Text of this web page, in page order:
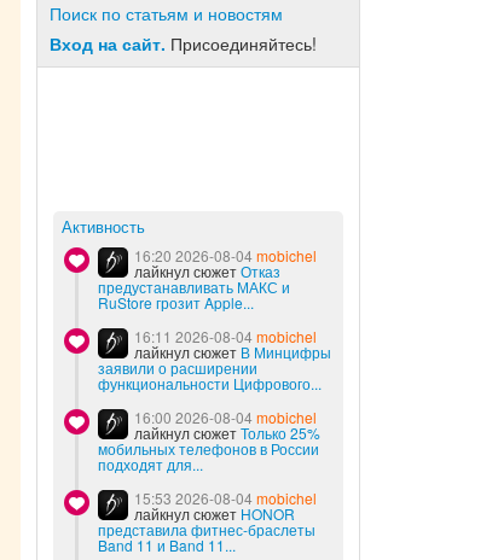
Поиск по статьям и новостям
Вход на сайт. Присоединяйтесь!
Активность
16:20 2026-08-04mobichel
лайкнул сюжетОтказ
предустанавливать МАКС и
RuStore грозит Apple...
16:11 2026-08-04mobichel
лайкнул сюжет В Минцифры
заявили о расширении
функциональности Цифрового...
16:00 2026-08-04mobichel
лайкнул сюжетТолько 25%
мобильных телефонов в России
подходят для...
15:53 2026-08-04mobichel
лайкнул сюжет HONOR
представила фитнес-браслеты
Band 11 и Band 11...